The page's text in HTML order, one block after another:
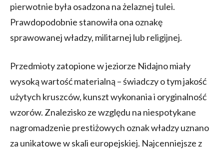
pierwotnie była osadzona na żelaznej tulei.
Prawdopodobnie stanowiła ona oznakę
sprawowanej władzy, militarnej lub religijnej.
Przedmioty zatopione w jeziorze Nidajno miały
wysoką wartość materialną – świadczy o tym jakość
użytych kruszców, kunszt wykonania i oryginalność
wzorów. Znalezisko ze względu na niespotykane
nagromadzenie prestiżowych oznak władzy uznano
za unikatowe w skali europejskiej. Najcenniejsze z